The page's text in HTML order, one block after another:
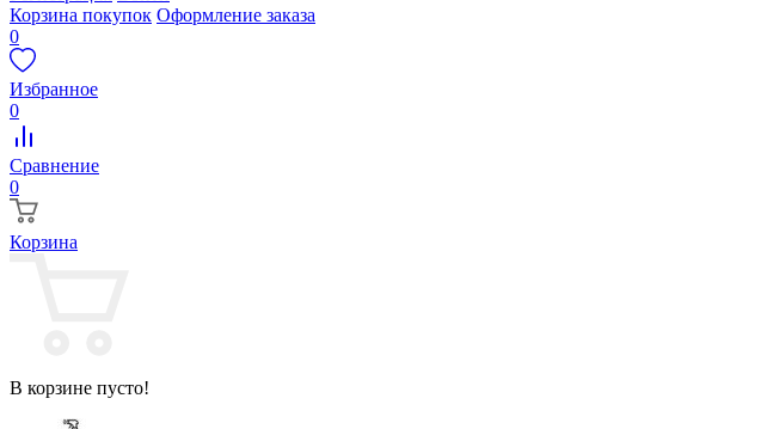
Корзина покупок Оформление заказа
0
Избранное
0
Сравнение
0
Корзина
В корзине пусто!